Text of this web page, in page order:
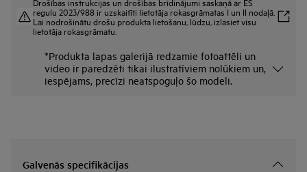
regulu 2023/988 ir uzskaitīti lietotāja rokasgrāmatas I un II nodaļā.
Lai nodrošinātu drošu produkta lietošanu, lūdzu, izlasiet visu
lietotāja rokasgrāmatu.
*Produkta lapas galerijā redzamie fotoattēli un
video ir paredzēti tikai ilustratīviem nolūkiem un,
iespējams, precīzi neatspoguļo šo modeli.
Galvenās specifikācijas